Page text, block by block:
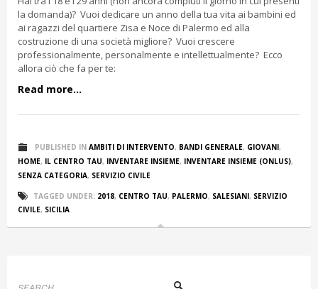
la domanda)? Vuoi dedicare un anno della tua vita ai bambini ed
ai ragazzi del quartiere Zisa e Noce di Palermo ed alla
costruzione di una società migliore? Vuoi crescere
professionalmente, personalmente e intellettualmente? Ecco
allora ciò che fa per te:
Read more...
PUBLISHED IN AMBITI DI INTERVENTO, BANDI GENERALE, GIOVANI,
HOME, IL CENTRO TAU, INVENTARE INSIEME, INVENTARE INSIEME (ONLUS),
SENZA CATEGORIA, SERVIZIO CIVILE
TAGGED UNDER: 2018, CENTRO TAU, PALERMO, SALESIANI, SERVIZIO
CIVILE, SICILIA